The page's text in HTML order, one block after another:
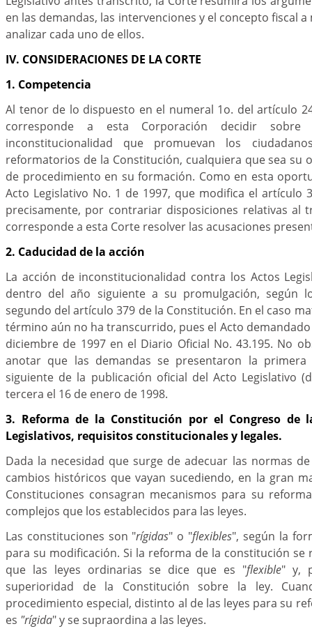
en las demandas, las intervenciones y el concepto fiscal a
analizar cada uno de ellos.
IV. CONSIDERACIONES DE LA CORTE
1. Competencia
Al tenor de lo dispuesto en el numeral 1o. del artículo
corresponde a esta Corporación decidir
inconstitucionalidad que promuevan los
reformatorios de la Constitución, cualquiera que sea su
de procedimiento en su formación. Como en esta
Acto Legislativo No. 1 de 1997, que modifica el artículo
precisamente, por contrariar disposiciones relativas al
corresponde a esta Corte resolver las acusaciones
2. Caducidad de la acción
La acción de inconstitucionalidad contra los Actos
dentro del año siguiente a su promulgación, según
segundo del artículo 379 de la Constitución. En el caso
término aún no ha transcurrido, pues el Acto
diciembre de 1997 en el Diario Oficial No. 43.195. No
anotar que las demandas se presentaron la
siguiente de la publicación oficial del Acto Legislativo
tercera el 16 de enero de 1998.
3. Reforma de la Constitución por el Congreso de
Legislativos, requisitos constitucionales y legales.
Dada la necesidad que surge de adecuar las normas
cambios históricos que vayan sucediendo, en la gran
Constituciones consagran mecanismos para su
complejos que los establecidos para las leyes.
Las constituciones son "rígidas" o "flexibles", según la
para su modificación. Si la reforma de la constitución se
que las leyes ordinarias se dice que es "flexible" y,
superioridad de la Constitución sobre la ley.
procedimiento especial, distinto al de las leyes para su
es "rígida" y se supraordina a las leyes.